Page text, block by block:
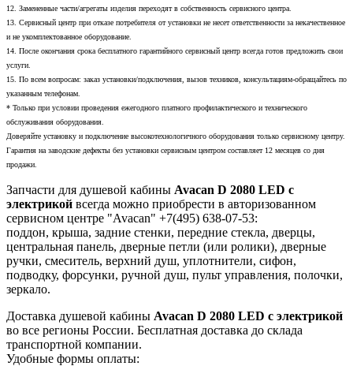
12. Замененные части/агрегаты изделия переходят в собственность сервисного центра.
13. Сервисный центр при отказе потребителя от установки не несет ответственности за некачественное
и не укомплектованное оборудование.
14. После окончания срока бесплатного гарантийного сервисный центр всегда готов предложить свои
услуги.
15. По всем вопросам: заказ установки/подключения, вызов техников, консультациям-обращайтесь по
указанным телефонам.
* Только при условии проведения ежегодного платного профилактического и технического
обслуживания оборудования.
Доверяйте установку и подключение высокотехнологичного оборудования только сервисному центру.
Гарантия на заводские дефекты без установки сервисным центром составляет 12 месяцев со дня
продажи.
Запчасти для душевой кабины Avacan D 2080 LED с
электрикой всегда можно приобрести в авторизованном
сервисном центре "Avacan" +7(495) 638-07-53:
поддон, крыша, задние стенки, передние стекла, дверцы,
центральная панель, дверные петли (или ролики), дверные
ручки, смеситель, верхний душ, уплотнители, сифон,
подводку, форсунки, ручной душ, пульт управления, полочки,
зеркало.
Доставка душевой кабины Avacan D 2080 LED с электрикой
во все регионы России. Бесплатная доставка до склада
транспортной компании.
Удобные формы оплаты: